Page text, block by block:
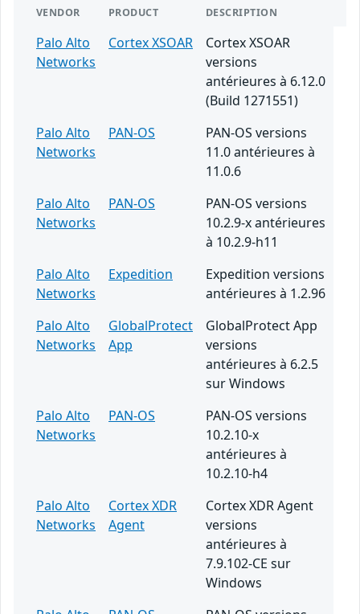
VENDOR PRODUCT DESCRIPTION
Palo Alto
Networks
Cortex XSOAR
Cortex XSOAR
versions
antérieures à 6.12.0
(Build 1271551)
Palo Alto
Networks
PAN-OS
PAN-OS versions
11.0 antérieures à
11.0.6
Palo Alto
Networks
PAN-OS
PAN-OS versions
10.2.9-x antérieures
à 10.2.9-h11
Palo Alto
Networks
Expedition
Expedition versions
antérieures à 1.2.96
Palo Alto
Networks
GlobalProtect
App
GlobalProtect App
versions
antérieures à 6.2.5
sur Windows
Palo Alto
Networks
PAN-OS
PAN-OS versions
10.2.10-x
antérieures à
10.2.10-h4
Palo Alto
Networks
Cortex XDR
Agent
Cortex XDR Agent
versions
antérieures à
7.9.102-CE sur
Windows